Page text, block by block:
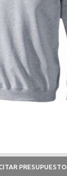
PRESUPUESTO